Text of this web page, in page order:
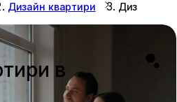
Дизайн квартири Дизайн
в